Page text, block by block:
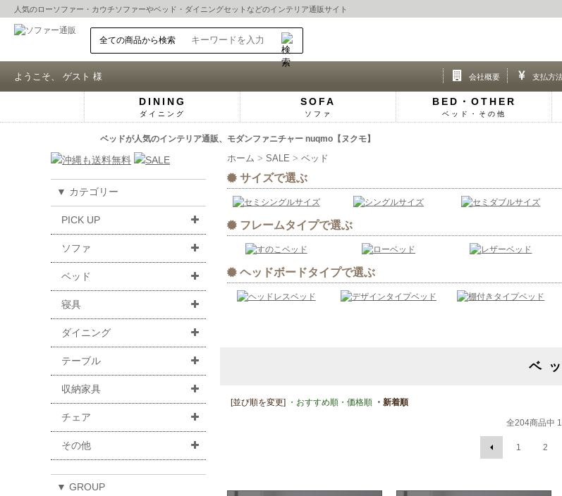
人気のローソファー ・ カウチソファーやベッド ・ ダイニングセット などのインテリア通販サイト
ようこそ、 ゲスト 様 会社概要 支払方
DINING
ダイニング
SOFA
ソファ
BED・OTHER
ベッド・その他
ベッドが人気のインテリア通販、モダンファニチャー nuqmo【ヌクモ】
▼ カテゴリー
PICK UP
ソファ
ベッド
寝具
ダイニング
テーブル
収納家具
チェア
その他
▼ GROUP
ホーム SALE ベッド
サイズで選ぶ
フレームタイプで選ぶ
ヘッドボードタイプで選ぶ
ベ
[並び順を変更] ・おすすめ順 ・価格順 ・新着順
全204商品中
1 2